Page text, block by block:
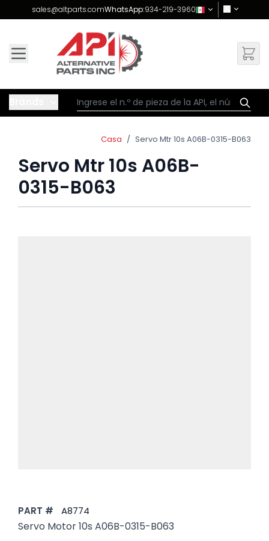
Skip to Content
sales@altparts.comWhatsApp:934-219-3960
Casa / Servo Mtr 10s A06B-0315-B063
Servo Mtr 10s A06B-
0315-B063
PART # A8774
Servo Motor 10s A06B-0315-B063